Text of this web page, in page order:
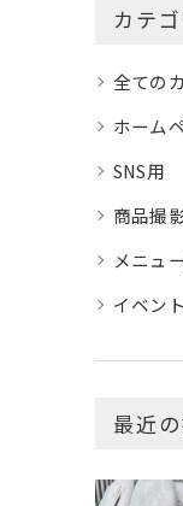
カテ
全ての
ホーム
SNS用
商品撮
メニュ
イベン
最近